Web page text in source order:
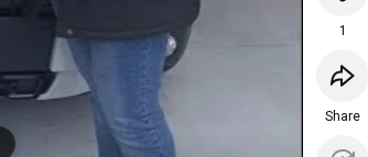
1
Share